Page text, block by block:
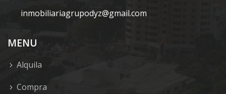
inmobiliariagrupodyz@gmail.com
MENU
Alquila
Compra